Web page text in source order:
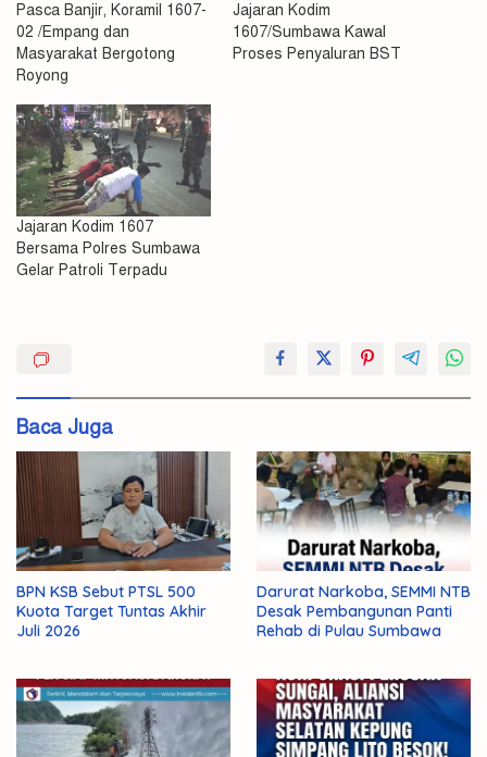
Pasca Banjir, Koramil 1607-
02 /Empang dan
Masyarakat Bergotong
Royong
Jajaran Kodim
1607/Sumbawa Kawal
Proses Penyaluran BST
Jajaran Kodim 1607
Bersama Polres Sumbawa
Gelar Patroli Terpadu
Sumbawa
Baca Juga
BPN KSB Sebut PTSL 500
Kuota Target Tuntas Akhir
Juli 2026
Darurat Narkoba, SEMMI NTB
Desak Pembangunan Panti
Rehab di Pulau Sumbawa